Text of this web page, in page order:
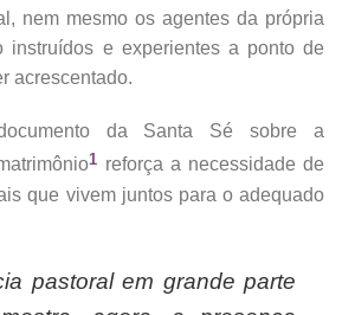
nem mesmo os agentes da própria
instruídos e experientes a ponto de
acrescentado.
da Santa Sé sobre a
1 reforça a necessidade de
que vivem juntos para o adequado
pastoral em grande parte